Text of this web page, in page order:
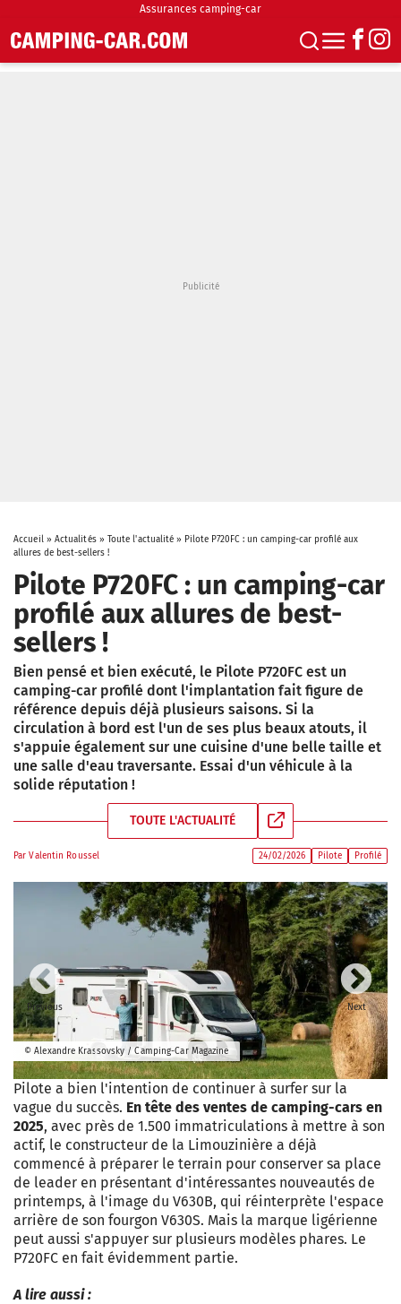
Assurances camping-car
Accueil» Actualités» Toute l'actualité » Pilote P720FC : un camping-car profilé aux
allures de best-sellers !
Pilote P720FC : un camping-car
profilé aux allures de best-
sellers !
Bien pensé et bien exécuté, le Pilote P720FC est un
camping-car profilé dont l'implantation fait figure de
référence depuis déjà plusieurs saisons. Si la
circulation à bord est l'un de ses plus beaux atouts, il
s'appuie également sur une cuisine d'une belle taille et
une salle d'eau traversante. Essai d'un véhicule à la
solide réputation !
TOUTE L'ACTUALITÉ
ParValentin Roussel 24/02/2026 Pilote Profilé
Previous
© Alexandre Krassovsky / Camping-Car Magazine
Next
Pilote a bien l'intention de continuer à surfer sur la
vague du succès. En tête des ventes de camping-cars en
2025, avec près de 1.500 immatriculations à mettre à son
actif, le constructeur de la Limouzinière a déjà
commencé à préparer le terrain pour conserver sa place
de leader en présentant d'intéressantes nouveautés de
printemps, à l'image du V630B, qui réinterprète l'espace
arrière de son fourgon V630S. Mais la marque ligérienne
peut aussi s'appuyer sur plusieurs modèles phares. Le
P720FC en fait évidemment partie.
A lire aussi :